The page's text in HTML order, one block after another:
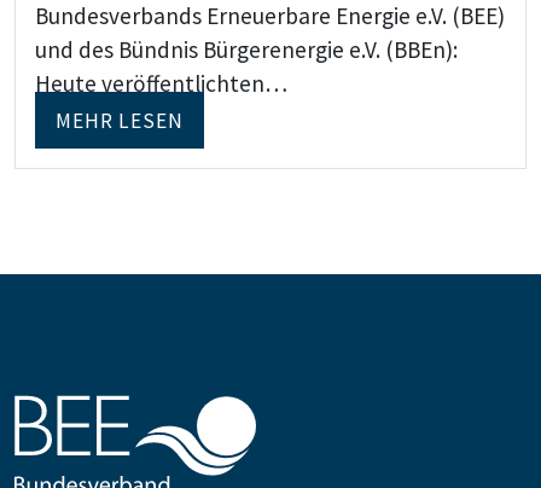
Bundesverbands Erneuerbare Energie e.V. (BEE)
und des Bündnis Bürgerenergie e.V. (BBEn):
Heute veröffentlichten…
MEHR LESEN